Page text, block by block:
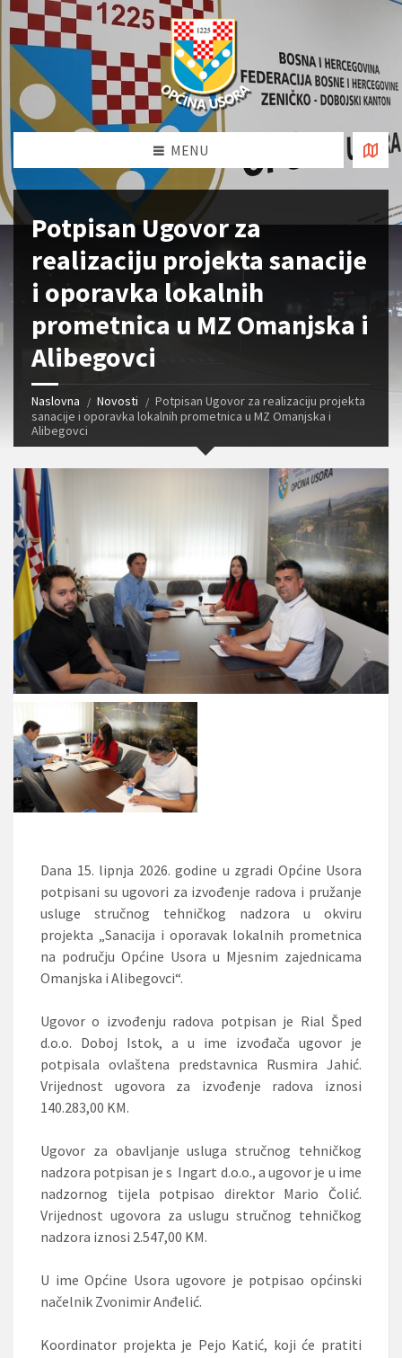
MENU
Potpisan Ugovor za
realizaciju projekta sanacije
i oporavka lokalnih
prometnica u MZ Omanjska i
Alibegovci
Naslovna Novosti
Potpisan Ugovor za realizaciju projekta
sanacije i oporavka lokalnih prometnica u MZ Omanjska i
Alibegovci
Dana 15. lipnja 2026. godine u zgradi Općine Usora
potpisani su ugovori za izvođenje radova i pružanje
usluge stručnog tehničkog nadzora u okviru
projekta „Sanacija i oporavak lokalnih prometnica
na području Općine Usora u Mjesnim zajednicama
Omanjska i Alibegovci“.
Ugovor o izvođenju radova potpisan je Rial Šped
d.o.o. Doboj Istok, a u ime izvođača ugovor je
potpisala ovlaštena predstavnica Rusmira Jahić.
Vrijednost ugovora za izvođenje radova iznosi
140.283,00 KM.
Ugovor za obavljanje usluga stručnog tehničkog
nadzora potpisan je s Ingart d.o.o., a ugovor je u ime
nadzornog tijela potpisao direktor Mario Čolić.
Vrijednost ugovora za uslugu stručnog tehničkog
nadzora iznosi 2.547,00 KM.
U ime Općine Usora ugovore je potpisao općinski
načelnik Zvonimir Anđelić.
Koordinator projekta je Pejo Katić, koji će pratiti